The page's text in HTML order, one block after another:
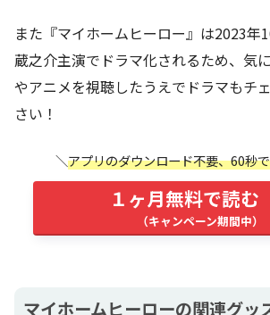
また『マイホームヒーロー』は2023年
蔵之介主演でドラマ化されるため、気
やアニメを視聴したうえでドラマもチ
さい！
アプリのダウンロード不要、60秒
１ヶ月無料で読む
マイホームヒーローの関連グッ